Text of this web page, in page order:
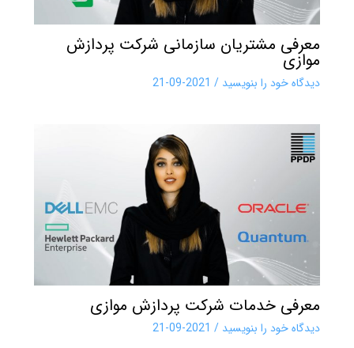
معرفی مشتریان سازمانی شرکت پردازش
موازی
دیدگاه‌ خود را بنویسید /
2021-09-21
معرفی خدمات شرکت پردازش موازی
دیدگاه‌ خود را بنویسید /
2021-09-21